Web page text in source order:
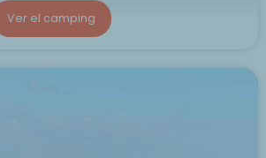
Ver el camping